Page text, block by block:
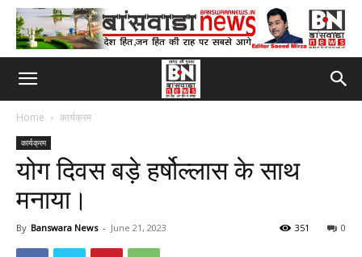
Home कार्यक्रम
कार्यक्रम
योग दिवस बड़े हर्षोल्लास के साथ
मनाया।
By Banswara News - June 21, 2023 0
351